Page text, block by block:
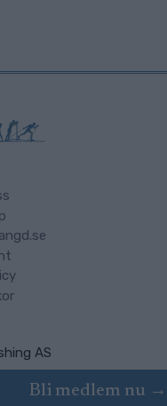
Bli medlem nu →
AS